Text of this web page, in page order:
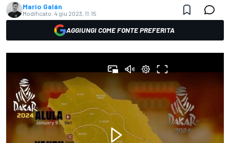
Mario Galán
Modificato: 4 giu 2023, 11:15
AGGIUNGI COME FONTE PREFERITA